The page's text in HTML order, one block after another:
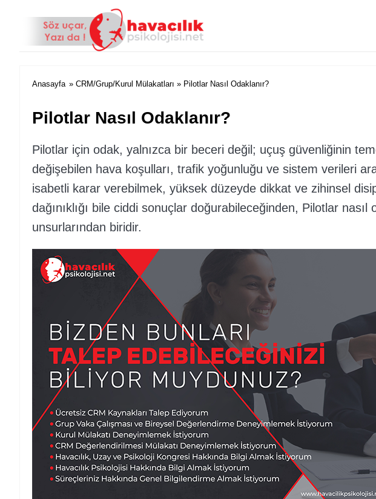
Anasayfa » CRM/Grup/Kurul Mülakatları » Pilotlar Nasıl Odaklanır?
Pilotlar Nasıl Odaklanır?
Pilotlar için odak, yalnızca bir beceri değil; uçuş güvenliğinin
değişebilen hava koşulları, trafik yoğunluğu ve sistem verileri
isabetli karar verebilmek, yüksek düzeyde dikkat ve zihinsel
dağınıklığı bile ciddi sonuçlar doğurabileceğinden, Pilotlar
unsurlarından biridir.